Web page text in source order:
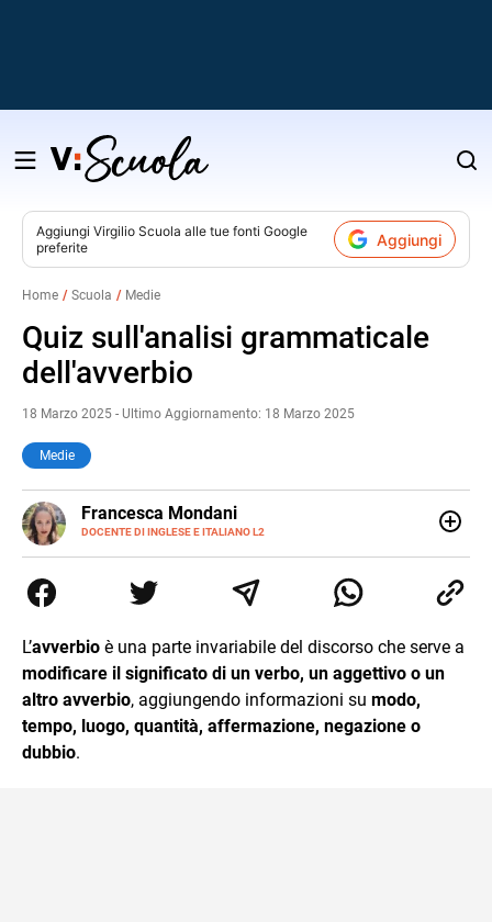
Salta
contenuto
Aggiungi Virgilio Scuola alle tue fonti Google
preferite
Aggiungi
Home Scuola Medie
Quiz sull'analisi grammaticale
dell'avverbio
18 Marzo 2025 - Ultimo Aggiornamento: 18 Marzo 2025
Medie
Francesca Mondani
DOCENTE DI INGLESE E ITALIANO L2
LINKEDIN
INSTAGRAM
secondaria di secondo grado. Mi occupo inoltre di
traduzioni, SEO Onsite e contenuti per il web. Amo i saggi
della sintesi.
L’avverbio è una parte invariabile del discorso che serve a
modificare il significato di un verbo, un aggettivo o un
altro avverbio, aggiungendo informazioni su modo,
tempo, luogo, quantità, affermazione, negazione o
dubbio.